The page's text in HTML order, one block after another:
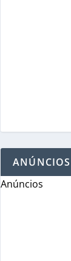
ANÚNCIOS
Anúncios